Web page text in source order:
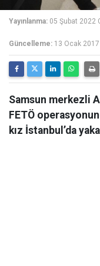
Yayınlanma: 05 Şubat 2022
Güncelleme: 13 Ocak
Samsun merkezli
FETÖ
kız İstanbul’da